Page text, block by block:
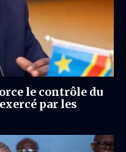
le contrôle du
par les